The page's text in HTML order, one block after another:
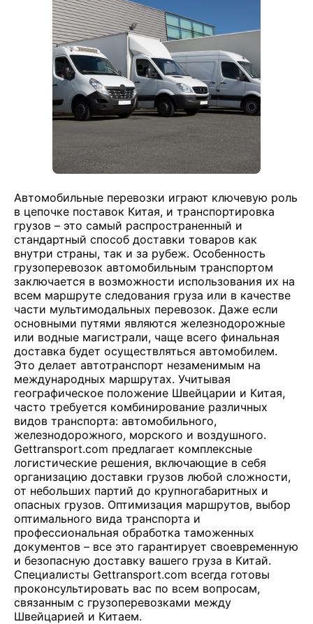
Автомобильные перевозки играют ключевую роль
в цепочке поставок Китая, и транспортировка
грузов – это самый распространенный и
стандартный способ доставки товаров как
внутри страны, так и за рубеж. Особенность
грузоперевозок автомобильным транспортом
заключается в возможности использования их на
всем маршруте следования груза или в качестве
части мультимодальных перевозок. Даже если
основными путями являются железнодорожные
или водные магистрали, чаще всего финальная
доставка будет осуществляться автомобилем.
Это делает автотранспорт незаменимым на
международных маршрутах. Учитывая
географическое положение Швейцарии и Китая,
часто требуется комбинирование различных
видов транспорта: автомобильного,
железнодорожного, морского и воздушного.
Gettransport.com предлагает комплексные
логистические решения, включающие в себя
организацию доставки грузов любой сложности,
от небольших партий до крупногабаритных и
опасных грузов. Оптимизация маршрутов, выбор
оптимального вида транспорта и
профессиональная обработка таможенных
документов – все это гарантирует своевременную
и безопасную доставку вашего груза в Китай.
Специалисты Gettransport.com всегда готовы
проконсультировать вас по всем вопросам,
связанным с грузоперевозками между
Швейцарией и Китаем.